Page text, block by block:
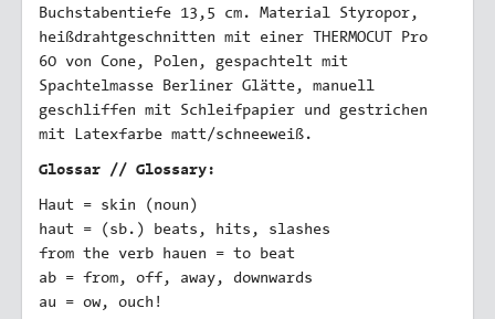
Buchstabentiefe 13,5 cm. Material Styropor,
heißdrahtgeschnitten mit einer THERMOCUT Pro
60 von Cone, Polen, gespachtelt mit
Spachtelmasse Berliner Glätte, manuell
geschliffen mit Schleifpapier und gestrichen
mit Latexfarbe matt/schneeweiß.
Glossar // Glossary:
Haut = skin (noun)
haut = (sb.) beats, hits, slashes
from the verb hauen = to beat
ab = from, off, away, downwards
au = ow, ouch!